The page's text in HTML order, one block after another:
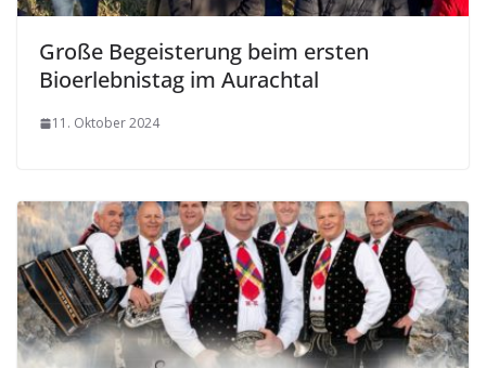
Große Begeisterung beim ersten
Bioerlebnistag im Aurachtal
11. Oktober 2024